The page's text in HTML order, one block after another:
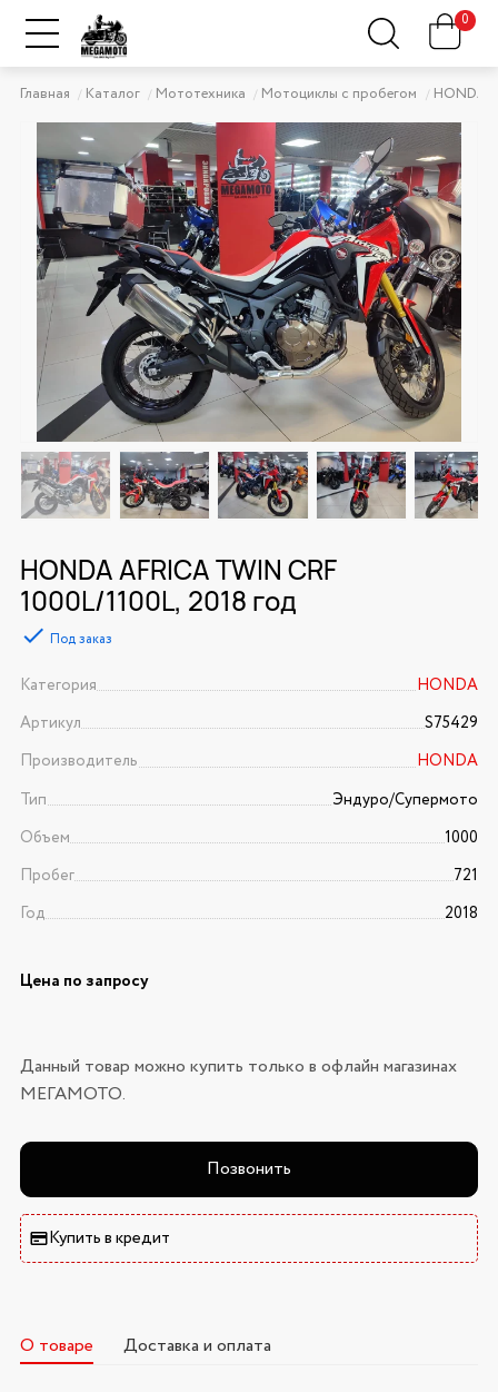
0
Главная Каталог Мототехника Мотоциклы с пробегом HONDA
HONDA AFRICA TWIN CRF
1000L/1100L, 2018 год
Под заказ
Категория
HONDA
Артикул
S75429
Производитель
HONDA
Тип
Эндуро/Супермото
Объем
1000
Пробег
721
Год
2018
Цена по запросу
Данный товар можно купить только в офлайн магазинах
МЕГАМОТО.
Позвонить
Купить в кредит
О товаре Доставка и оплата